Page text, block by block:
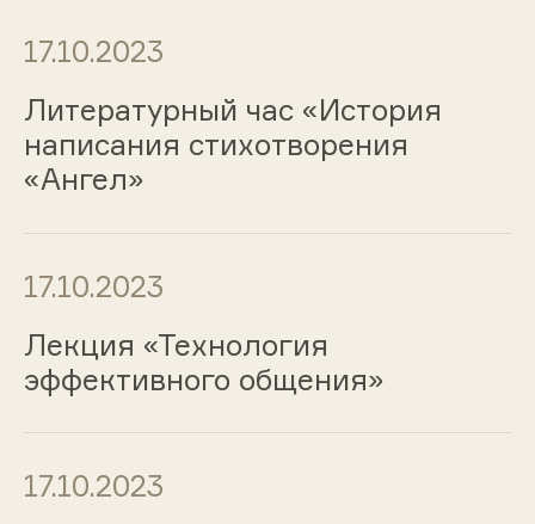
17.10.2023
Литературный час «История
написания стихотворения
«Ангел»
17.10.2023
Лекция «Технология
эффективного общения»
17.10.2023